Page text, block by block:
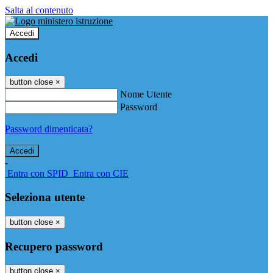
Salta al contenuto
Accedi
Accedi
button close ×
Nome Utente
Password
Password dimenticata?
-
Entra con SPID Entra con CIE
Seleziona utente
button close ×
Recupero password
button close ×